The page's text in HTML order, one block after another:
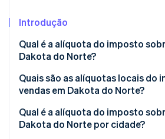
Stripe Sessions 2026
Assista agora
Introdução
Qual é a alíquota do imposto
Dakota do Norte?
Quais são as alíquotas locais do
vendas em Dakota do Norte?
Média do imposto sobre vendas
em 2026
Qual é a alíquota do imposto
Dakota do Norte por cidade?